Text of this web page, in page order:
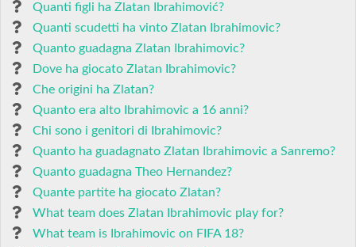
Quanti figli ha Zlatan Ibrahimović?
Quanti scudetti ha vinto Zlatan Ibrahimovic?
Quanto guadagna Zlatan Ibrahimovic?
Dove ha giocato Zlatan Ibrahimovic?
Che origini ha Zlatan?
Quanto era alto Ibrahimovic a 16 anni?
Chi sono i genitori di Ibrahimovic?
Quanto ha guadagnato Zlatan Ibrahimovic a Sanremo?
Quanto guadagna Theo Hernandez?
Quante partite ha giocato Zlatan?
What team does Zlatan Ibrahimovic play for?
What team is Ibrahimovic on FIFA 18?